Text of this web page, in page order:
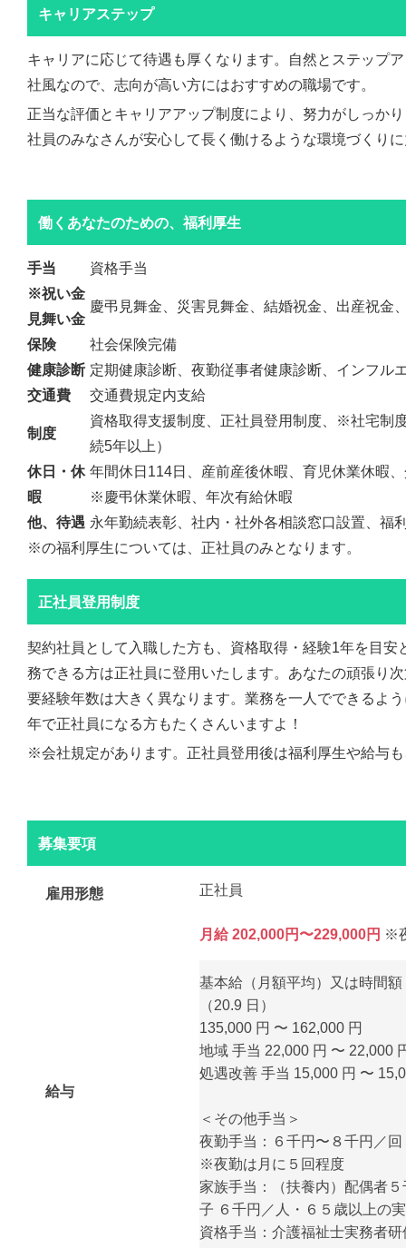
キャリアステップ
キャリアに応じて待遇も厚くなります。自然とステップ
社風なので、志向が高い方にはおすすめの職場です。
正当な評価とキャリアアップ制度により、努力がしっか
社員のみなさんが安心して長く働けるような環境づくり
働くあなたのための、福利厚生
手当
資格手当
※祝い金
見舞い金
慶弔見舞金、災害見舞金、結婚祝金、出産祝金
保険
社会保険完備
健康診断 定期健康診断、夜勤従事者健康診断、インフル
交通費
交通費規定内支給
制度
資格取得支援制度、正社員登用制度、※社宅制
続5年以上）
休日・休
暇
年間休日114日、産前産後休暇、育児休業休暇
※慶弔休業休暇、年次有給休暇
他、待遇 永年勤続表彰、社内・社外各相談窓口設置、
※の福利厚生については、正社員のみとなります。
正社員登用制度
契約社員として入職した方も、資格取得・経験1年を目安
務できる方は正社員に登用いたします。あなたの頑張り
要経験年数は大きく異なります。業務を一人でできるよ
年で正社員になる方もたくさんいますよ！
※会社規定があります。正社員登用後は福利厚生や給与
募集要項
雇用形態 正社員
給与
月給 202,000円〜229,000円 ※
基本給（月額平均）又は時間
（20.9 日）
135,000 円 〜 162,000 円
地域 手当 22,000 円 〜 22,000
処遇改善 手当 15,000 円 〜
＜その他手当＞
夜勤手当：６千円〜８千円／
※夜勤は月に５回程度
家族手当：（扶養内）配偶者
子 ６千円／人・６５歳以上の
資格手当：介護福祉士実務者